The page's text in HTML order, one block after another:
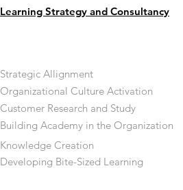
Learning Strategy and Consultancy
Strategic Allignment
Organizational Culture Activation
Customer Research and Study
Building Academy in the Organization
Knowledge Creation
Developing Bite-Sized Learning